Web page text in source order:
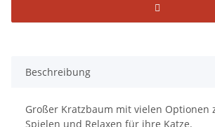
Beschreibung
Großer Kratzbaum mit vielen Optionen
Spielen und Relaxen für ihre Katze.